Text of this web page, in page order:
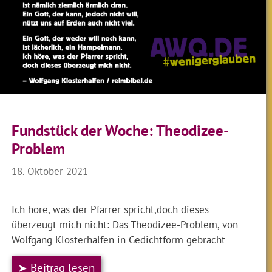
Fundstück der Woche: Theodizee-
Problem
18. Oktober 2021
Ich höre, was der Pfarrer spricht,doch dieses
überzeugt mich nicht: Das Theodizee-Problem, von
Wolfgang Klosterhalfen in Gedichtform gebracht
➤ Beitrag lesen